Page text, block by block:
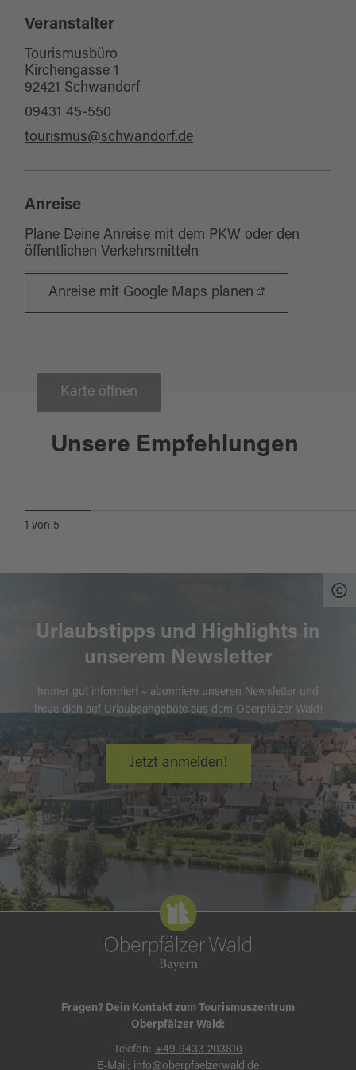
Veranstalter
Tourismusbüro
Kirchengasse 1
92421 Schwandorf
09431 45-550
tourismus@schwandorf.de
Anreise
Plane Deine Anreise mit dem PKW oder den
öffentlichen Verkehrsmitteln
Anreise mit Google Maps planen
Karte öffnen
Unsere Empfehlungen
Schwandorf
& KIRCHE AM TAG DES OFFENEN
1 von 5
Urlaubstipps und Highlights in
unserem Newsletter
Immer gut informiert – abonniere unseren Newsletter und
freue dich auf Urlaubsangebote aus dem Oberpfälzer Wald!
Jetzt anmelden!
Fragen? Dein Kontakt zum Tourismuszentrum
Oberpfälzer Wald:
Telefon: +49 9433 203810
E-Mail: info@oberpfaelzerwald.de